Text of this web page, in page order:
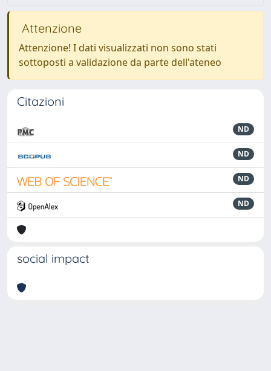
Attenzione
Attenzione! I dati visualizzati non sono stati
sottoposti a validazione da parte dell'ateneo
Citazioni
ND
ND
ND
ND
social impact